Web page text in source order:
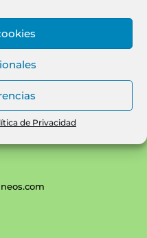
de Privacidad
Ganaderos de